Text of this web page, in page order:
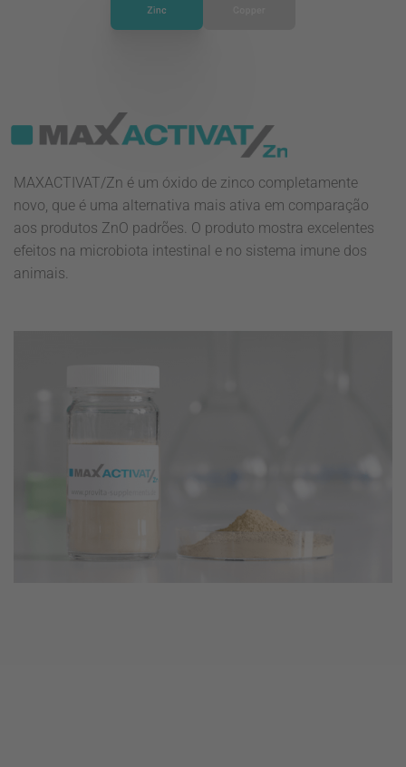
MAXACTIVAT/Zn é um óxido de zinco completamente
novo, que é uma alternativa mais ativa em comparação
aos produtos ZnO padrões. O produto mostra excelentes
efeitos na microbiota intestinal e no sistema imune dos
animais.